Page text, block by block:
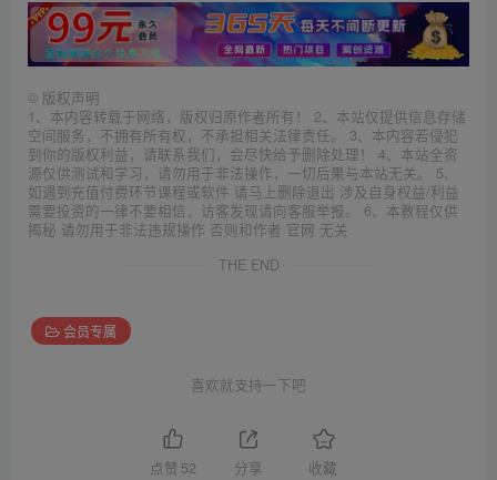
© 版权声明
1、本内容转载于网络，版权归原作者所有！ 2、本站仅提供信息存储
空间服务，不拥有所有权，不承担相关法律责任。 3、本内容若侵犯
到你的版权利益，请联系我们，会尽快给予删除处理！ 4、本站全资
源仅供测试和学习，请勿用于非法操作，一切后果与本站无关。 5、
如遇到充值付费环节课程或软件 请马上删除退出 涉及自身权益/利益
需要投资的一律不要相信，访客发现请向客服举报。 6、本教程仅供
揭秘 请勿用于非法违规操作 否则和作者 官网 无关
THE END
会员专属
喜欢就支持一下吧
点赞 52 分享 收藏